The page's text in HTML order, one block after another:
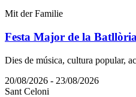
Mit der Familie
Festa Major de la Batllòria
Dies de música, cultura popular,
20/08/2026 - 23/08/2026
Sant Celoni